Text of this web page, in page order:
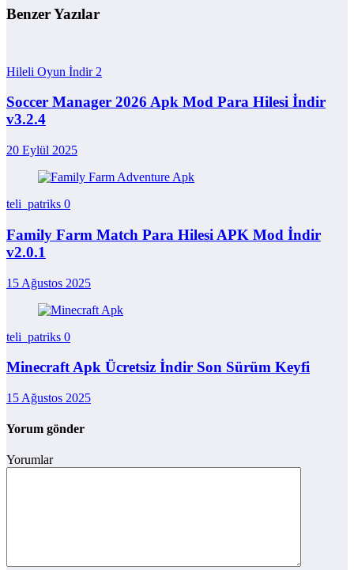
Benzer Yazılar
Hileli Oyun İndir 2
Soccer Manager 2026 Apk Mod Para Hilesi İndir
v3.2.4
20 Eylül 2025
teli_patriks 0
Family Farm Match Para Hilesi APK Mod İndir
v2.0.1
15 Ağustos 2025
teli_patriks 0
Minecraft Apk Ücretsiz İndir Son Sürüm Keyfi
15 Ağustos 2025
Yorum gönder
Yorumlar